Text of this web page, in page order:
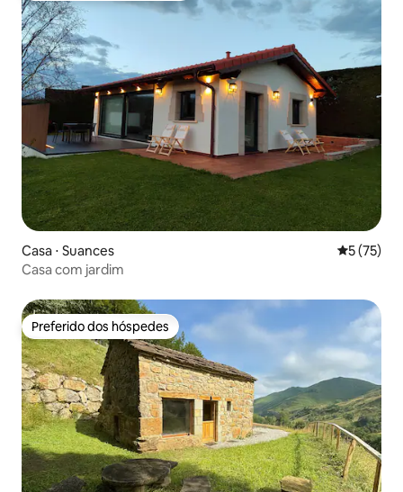
Casa ⋅ Suances 5 de uma
5 (75)
Casa com jardim
Preferido dos hóspedes
Preferido dos hóspedes